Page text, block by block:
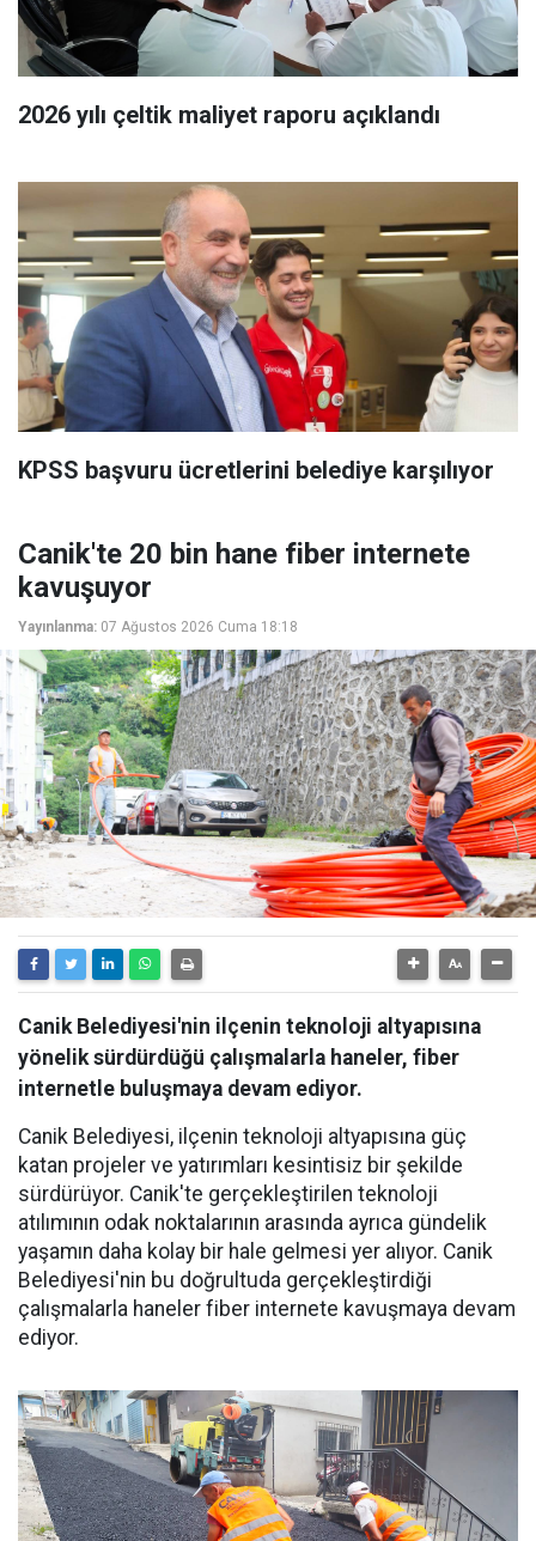
2026 yılı çeltik maliyet raporu açıklandı
KPSS başvuru ücretlerini belediye karşılıyor
Canik'te 20 bin hane fiber internete
kavuşuyor
Yayınlanma: 07 Ağustos 2026 Cuma 18:18
Canik Belediyesi'nin ilçenin teknoloji altyapısına
yönelik sürdürdüğü çalışmalarla haneler, fiber
internetle buluşmaya devam ediyor.
Canik Belediyesi, ilçenin teknoloji altyapısına güç
katan projeler ve yatırımları kesintisiz bir şekilde
sürdürüyor. Canik'te gerçekleştirilen teknoloji
atılımının odak noktalarının arasında ayrıca gündelik
yaşamın daha kolay bir hale gelmesi yer alıyor. Canik
Belediyesi'nin bu doğrultuda gerçekleştirdiği
çalışmalarla haneler fiber internete kavuşmaya devam
ediyor.